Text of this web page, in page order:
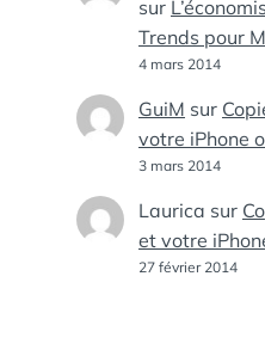
sur
Trends pour
4 mars 2014
GuiM sur
votre iPhone
3 mars 2014
Laurica sur
et votre
27 février 2014